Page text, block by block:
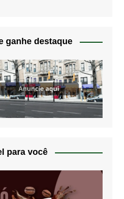
ganhe destaque
para você